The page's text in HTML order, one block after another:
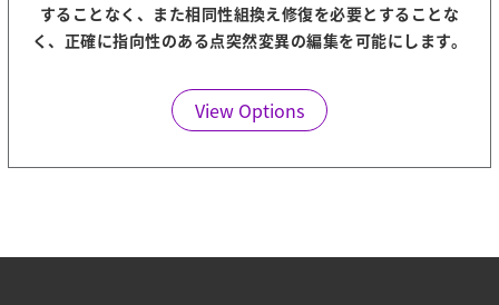
することなく、また相同性組換え修復を必要とすることな
く、正確に指向性のある点突然変異の編集を可能にします。
View Options